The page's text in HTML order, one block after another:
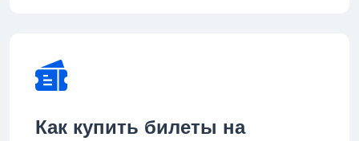
Как купить билеты на